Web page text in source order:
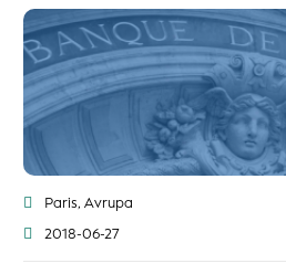
Paris, Avrupa
2018-06-27